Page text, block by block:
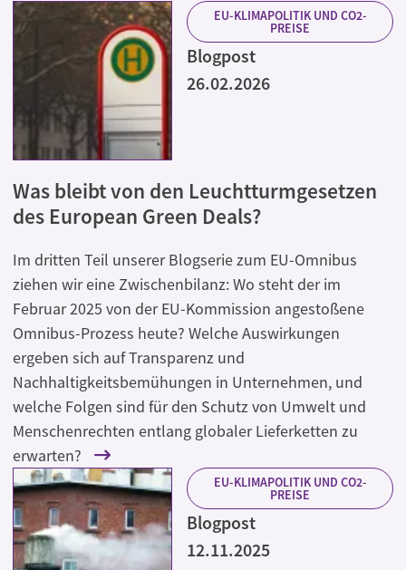
EU-KLIMAPOLITIK UND CO2-
PREISE
Blogpost
26.02.2026
Was bleibt von den Leuchtturmgesetzen
des European Green Deals?
Im dritten Teil unserer Blogserie zum EU-Omnibus
ziehen wir eine Zwischenbilanz: Wo steht der im
Februar 2025 von der EU-Kommission angestoßene
Omnibus-Prozess heute? Welche Auswirkungen
ergeben sich auf Transparenz und
Nachhaltigkeitsbemühungen in Unternehmen, und
welche Folgen sind für den Schutz von Umwelt und
Menschenrechten entlang globaler Lieferketten zu
erwarten?
EU-KLIMAPOLITIK UND CO2-
PREISE
Blogpost
12.11.2025